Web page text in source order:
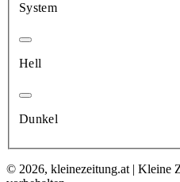
System
Hell
Dunkel
© 2026, kleinezeitung.at | Kleine